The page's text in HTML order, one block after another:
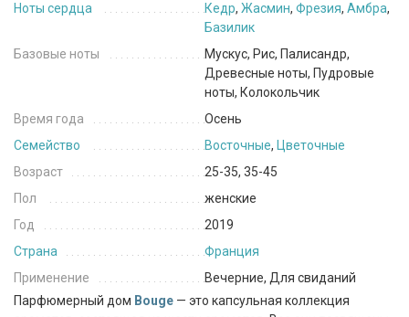
Ноты сердца
Кедр, Жасмин, Фрезия, Амбра,
Базилик
Базовые ноты
Мускус, Рис, Палисандр,
Древесные ноты, Пудровые
ноты, Колокольчик
Время года
Осень
Семейство
Восточные, Цветочные
Возраст
25-35, 35-45
Пол
женские
Год
2019
Страна
Франция
Применение
Вечерние, Для свиданий
Парфюмерный дом Bouge — это капсульная коллекция